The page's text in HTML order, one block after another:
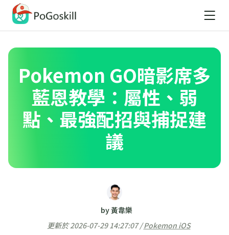
Pokemon GO暗影席多
藍恩教學：屬性、弱
點、最強配招與捕捉建
議
by 黃韋樂
更新於 2026-07-29 14:27:07 /Pokemon iOS